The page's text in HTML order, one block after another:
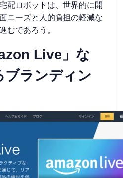
配ロボットは、世界的に開
ニーズと人的負担の軽減な
むであろう。
Live」な
ブランディン